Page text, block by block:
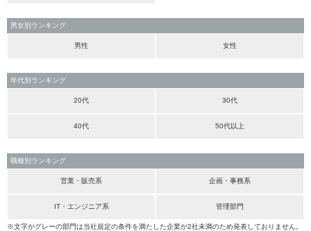
男女別ランキング
男性 女性
年代別ランキング
20代 30代
40代 50代以上
職種別ランキング
営業・販売系 企画・事務系
IT・エンジニア系 管理部門
※文字がグレーの部門は当社規定の条件を満たした企業が2社未満のため発表しておりません。